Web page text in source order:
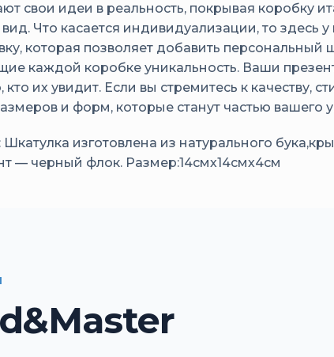
свои идеи в реальность, покрывая коробку
Что касается индивидуализации, то
которая позволяет добавить
каждой коробке уникальность. Ваши
кто их увидит. Если вы стремитесь к
и форм, которые станут частью вашего
изготовлена из натурального
— черный флок. Размер:14смх14смх4см